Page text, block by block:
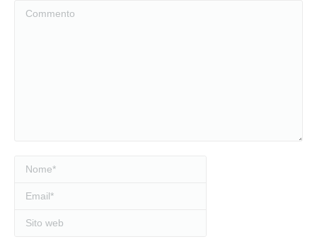
Nome *
Email *
Sito web